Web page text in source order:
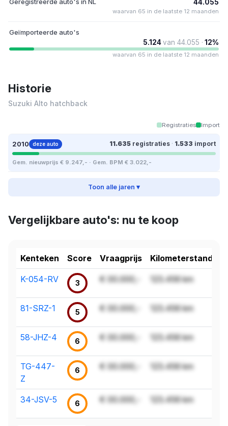
44.055
waarvan 65 in de laatste 12 maanden
Geïmporteerde auto's
5.124van 44.055 · 12%
waarvan 65 in de laatste 12 maanden
Historie
Suzuki Alto hatchback
Registraties Import
2010 deze auto 11.635 registraties · 1.533 import
Gem. nieuwprijs € 9.247,- · Gem. BPM € 3.022,-
Toon alle jaren ▾
Vergelijkbare auto's: nu te koop
Kenteken Score Vraagprijs Kilometerstand
K-054-RV 3 € 00.000,- 123.456 km
81-SRZ-1 5 € 00.000,- 123.456 km
58-JHZ-4 6 € 00.000,- 123.456 km
TG-447-
Z
6 € 00.000,- 123.456 km
34-JSV-5 6 € 00.000,- 123.456 km